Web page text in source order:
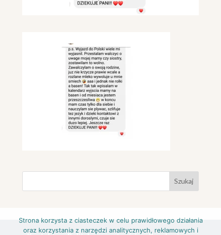
Strona korzysta z ciasteczek w celu prawidłowego działania
oraz korzystania z narzędzi analitycznych, reklamowych i